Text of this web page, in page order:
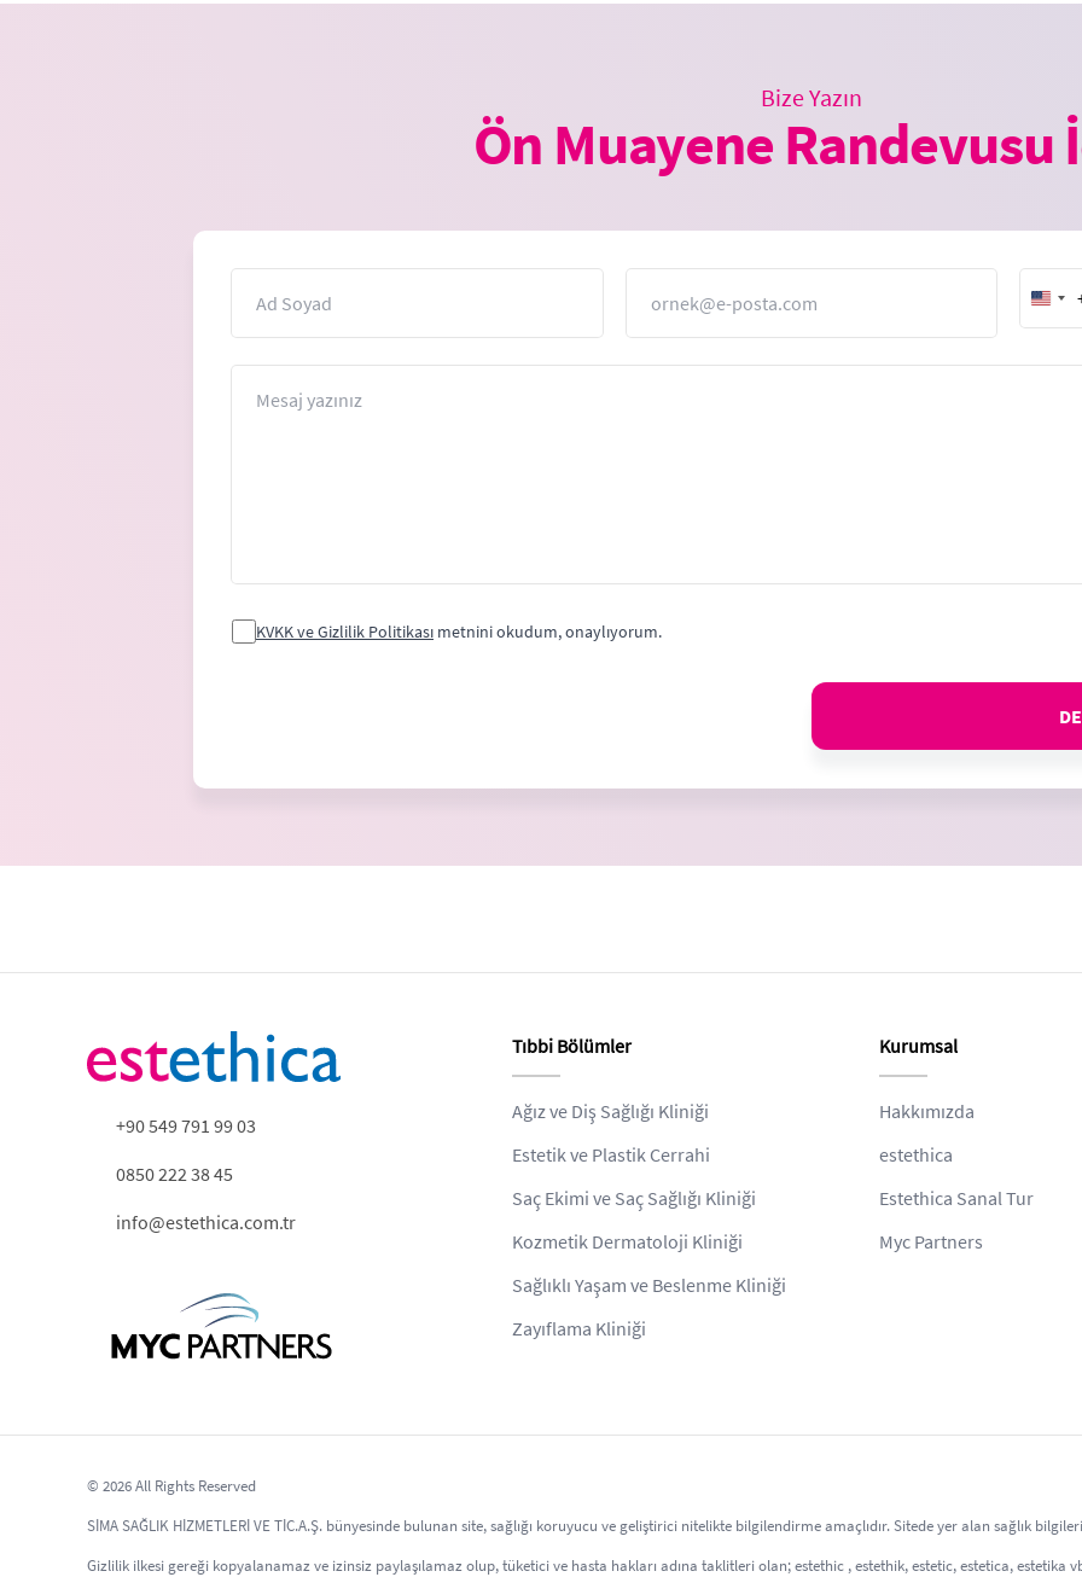
Bize Yazın
Ön Muayene Randevusu
+1
KVKK ve Gizlilik Politikası metnini okudum, onaylıyorum.
+90 549 791 99 03
0850 222 38 45
info@estethica.com.tr
Tıbbi Bölümler
Ağız ve Diş Sağlığı Kliniği
Estetik ve Plastik Cerrahi
Saç Ekimi ve Saç Sağlığı Kliniği
Kozmetik Dermatoloji Kliniği
Sağlıklı Yaşam ve Beslenme Kliniği
Zayıflama Kliniği
Kurumsal
Hakkımızda
estethica
Estethica Sanal Tur
Myc Partners
© 2026 All Rights Reserved
SİMA SAĞLIK HİZMETLERİ VE TİC.A.Ş. bünyesinde bulunan site, sağlığı koruyucu ve geliştirici nitelikte bilgilendirme amaçlıdır. Sitede yer alan sağlık
Gizlilik ilkesi gereği kopyalanamaz ve izinsiz paylaşılamaz olup, tüketici ve hasta hakları adına taklitleri olan; estethic , estethik, estetic, estetica, estetika